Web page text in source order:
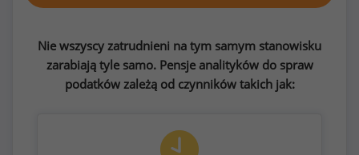
Nie wszyscy zatrudnieni na tym samym stanowisku
zarabiają tyle samo. Pensje analityków do spraw
podatków zależą od czynników takich jak: